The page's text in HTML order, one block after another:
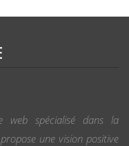
web spécialisé dans la
une vision positive